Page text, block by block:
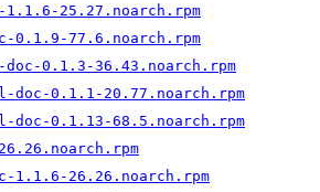
25.27.noarch.rpm
0.1.9-77.6.noarch.rpm
0.1.3-36.43.noarch.rpm
doc-0.1.1-20.77.noarch.rpm
doc-0.1.13-68.5.noarch.rpm
1.1.6-26.26.noarch.rpm